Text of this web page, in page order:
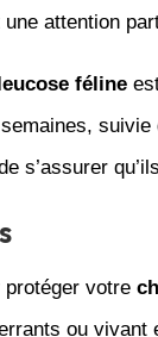
attention
féline
suivie
s’assurer
votre
ou vivant